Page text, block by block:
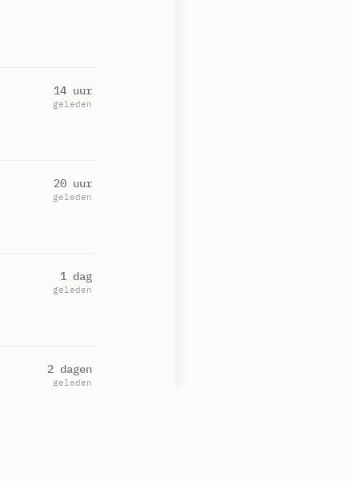
14 uur
geleden
20 uur
geleden
1 dag
geleden
2 dagen
geleden